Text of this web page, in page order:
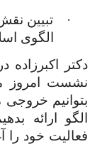
·
تبیین
الگوی
دکتر اکبرزاده
نشست امروز
بتوانیم
الگو ارائه
فعالیت خود را